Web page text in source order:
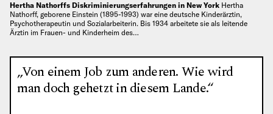
Hertha Nathorffs Diskriminierungserfahrungen in New York Hertha
Nathorff, geborene Einstein (1895-1993) war eine deutsche Kinderärztin,
Psychotherapeutin und Sozialarbeiterin. Bis 1934 arbeitete sie als leitende
Ärztin im Frauen- und Kinderheim des…
„Von einem Job zum anderen. Wie wird
man doch gehetzt in diesem Lande.“